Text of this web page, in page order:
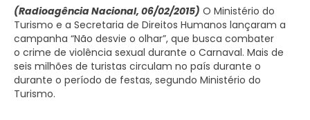
(Radioagência Nacional, 06/02/2015) O Ministério do
Turismo e a Secretaria de Direitos Humanos lançaram a
campanha “Não desvie o olhar”, que busca combater
o crime de violência sexual durante o Carnaval. Mais de
seis milhões de turistas circulam no país durante o
durante o período de festas, segundo Ministério do
Turismo.